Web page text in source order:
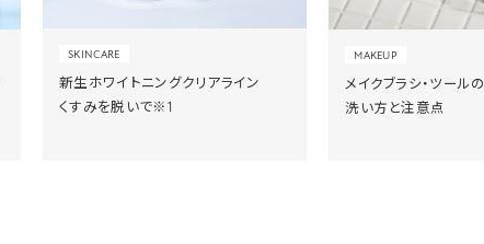
SKINCARE
新生ホワイトニングクリアライン
くすみを脱いで※1
MAKEUP
メイクブラシ・ツールの
洗い方と注意点